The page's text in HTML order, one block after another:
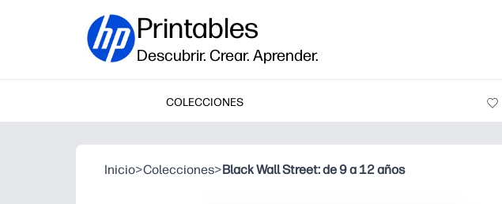
Printables
Descubrir. Crear. Aprender.
COLECCIONES
Inicio>Colecciones>Black Wall Street: de 9 a 12 años